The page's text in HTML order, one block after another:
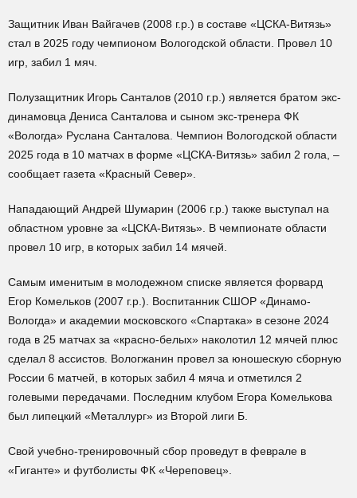
Защитник Иван Вайгачев (2008 г.р.) в составе «ЦСКА-Витязь»
стал в 2025 году чемпионом Вологодской области. Провел 10
игр, забил 1 мяч.
Полузащитник Игорь Санталов (2010 г.р.) является братом экс-
динамовца Дениса Санталова и сыном экс-тренера ФК
«Вологда» Руслана Санталова. Чемпион Вологодской области
2025 года в 10 матчах в форме «ЦСКА-Витязь» забил 2 гола, –
сообщает газета «Красный Север».
Нападающий Андрей Шумарин (2006 г.р.) также выступал на
областном уровне за «ЦСКА-Витязь». В чемпионате области
провел 10 игр, в которых забил 14 мячей.
Самым именитым в молодежном списке является форвард
Егор Комельков (2007 г.р.). Воспитанник СШОР «Динамо-
Вологда» и академии московского «Спартака» в сезоне 2024
года в 25 матчах за «красно-белых» наколотил 12 мячей плюс
сделал 8 ассистов. Вологжанин провел за юношескую сборную
России 6 матчей, в которых забил 4 мяча и отметился 2
голевыми передачами. Последним клубом Егора Комелькова
был липецкий «Металлург» из Второй лиги Б.
Свой учебно-тренировочный сбор проведут в феврале в
«Гиганте» и футболисты ФК «Череповец».